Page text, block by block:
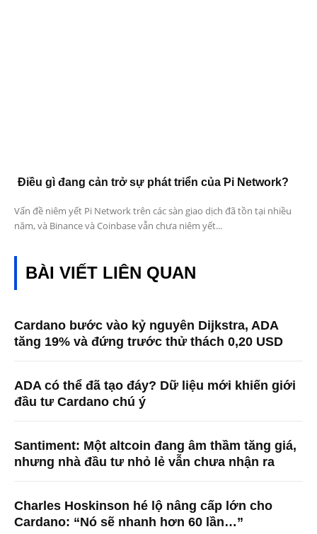
Điều gì đang cản trở sự phát triển của Pi Network?
Vấn đề niêm yết Pi Network trên các sàn giao dịch đã tồn tại nhiều
năm, và Binance và Coinbase vẫn chưa niêm yết...
BÀI VIẾT LIÊN QUAN
Cardano bước vào kỷ nguyên Dijkstra, ADA
tăng 19% và đứng trước thử thách 0,20 USD
ADA có thể đã tạo đáy? Dữ liệu mới khiến giới
đầu tư Cardano chú ý
Santiment: Một altcoin đang âm thầm tăng giá,
nhưng nhà đầu tư nhỏ lẻ vẫn chưa nhận ra
Charles Hoskinson hé lộ nâng cấp lớn cho
Cardano: “Nó sẽ nhanh hơn 60 lần…”